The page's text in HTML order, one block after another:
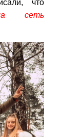
что
сеть